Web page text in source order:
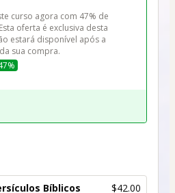
curso agora com 47% de
oferta é exclusiva desta
estará disponível após a
Bíblicos $42.00